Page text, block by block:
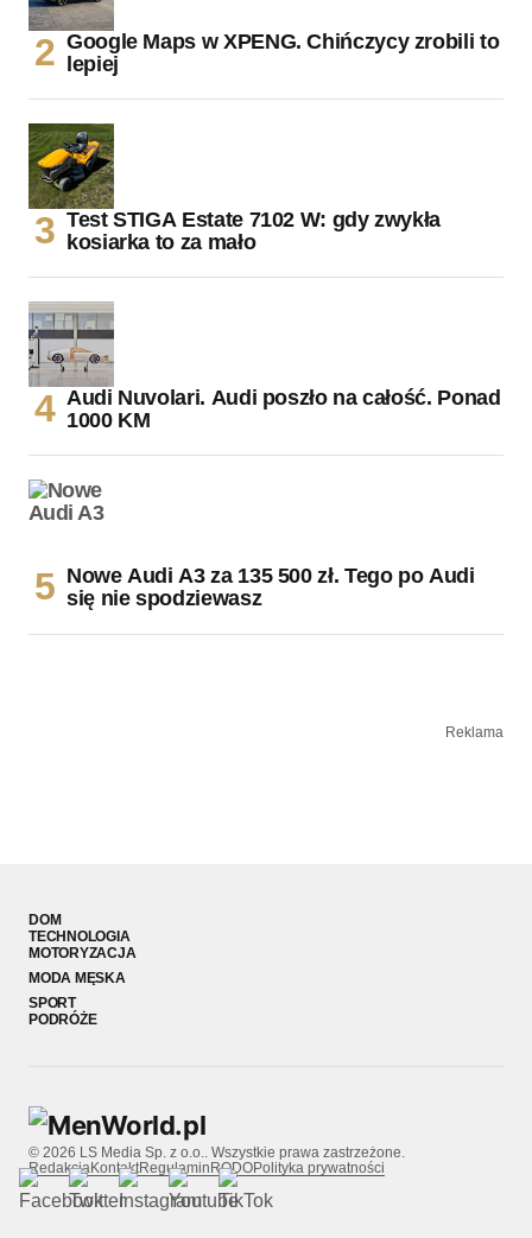
Google Maps w XPENG. Chińczycy zrobili to
lepiej
Test STIGA Estate 7102 W: gdy zwykła
kosiarka to za mało
Audi Nuvolari. Audi poszło na całość. Ponad
1000 KM
Nowe Audi A3 za 135 500 zł. Tego po Audi
się nie spodziewasz
Reklama
DOM
TECHNOLOGIA
MOTORYZACJA
MODA MĘSKA
SPORT
PODRÓŻE
© 2026 LS Media Sp. z o.o.. Wszystkie prawa zastrzeżone.
RedakcjaKontaktRegulamin RODOPolityka prywatności